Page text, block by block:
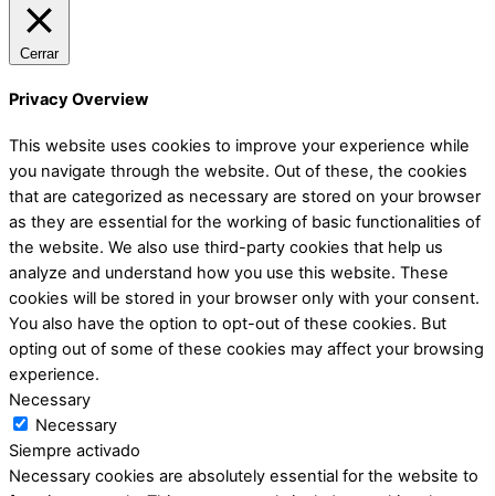
Cerrar
Privacy Overview
This website uses cookies to improve your experience while
you navigate through the website. Out of these, the cookies
that are categorized as necessary are stored on your browser
as they are essential for the working of basic functionalities of
the website. We also use third-party cookies that help us
analyze and understand how you use this website. These
cookies will be stored in your browser only with your consent.
You also have the option to opt-out of these cookies. But
opting out of some of these cookies may affect your browsing
experience.
Necessary
Necessary
Siempre activado
Necessary cookies are absolutely essential for the website to